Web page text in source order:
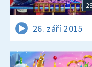
26. září 2015